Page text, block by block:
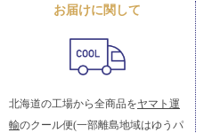
お届けに関して
北海道の工場から全商品をヤマト運
輸のクール便(一部離島地域はゆうパ